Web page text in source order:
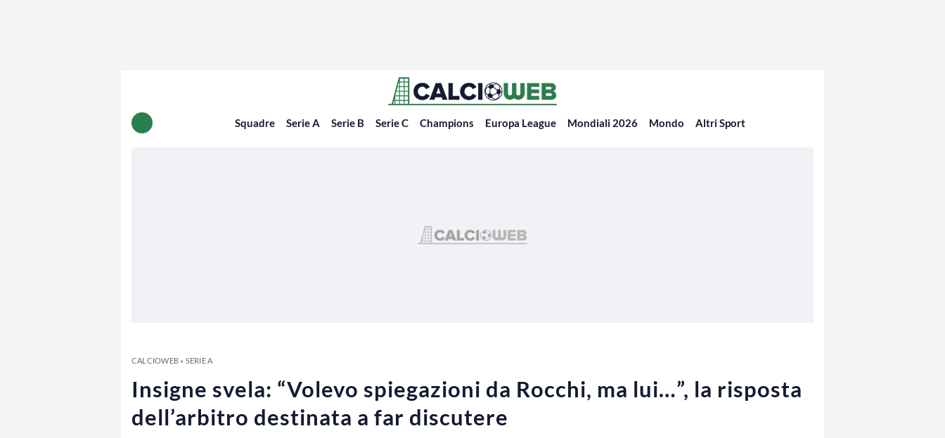
Squadre Serie A Serie B Serie C Champions Europa League Mondiali 2026 Mondo Altri Sport
CALCIOWEB» SERIE A
Insigne svela: “Volevo spiegazioni da Rocchi, ma lui…”, la risposta
dell’arbitro destinata a far discutere